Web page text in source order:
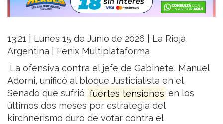
13:21 | Lunes 15 de Junio de 2026 | La Rioja,
Argentina | Fenix Multiplataforma
La ofensiva contra el jefe de Gabinete, Manuel
Adorni, unificó al bloque Justicialista en el
Senado que sufrió fuertes tensiones en los
últimos dos meses por estrategia del
kirchnerismo duro de votar contra el